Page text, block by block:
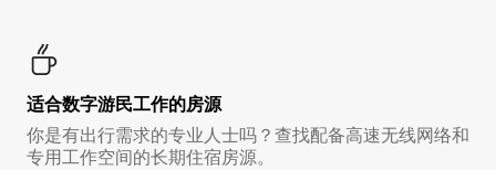
适合数字游民工作的房源
你是有出行需求的专业人士吗？查找配备高速无线网络和
专用工作空间的长期住宿房源。